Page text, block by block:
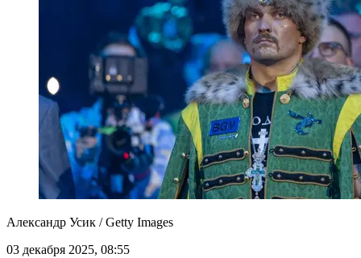
Александр Усик / Getty Images
03 декабря 2025, 08:55